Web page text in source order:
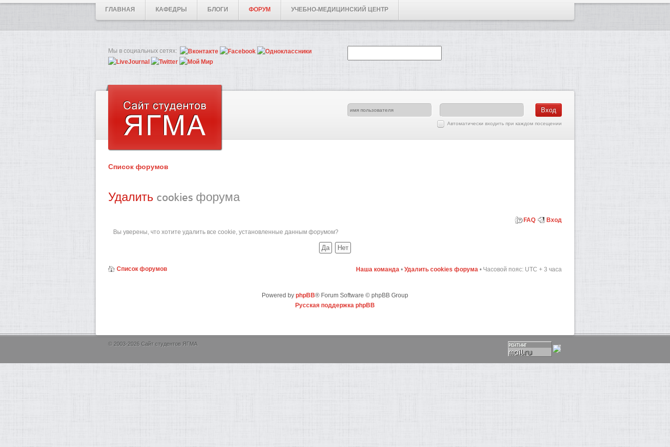
ГЛАВНАЯ КАФЕДРЫ БЛОГИ ФОРУМ УЧЕБНО-МЕДИЦИНСКИЙ ЦЕНТР
Мы в социальных сетях:
Автоматически входить при каждом посещении
Список форумов
Удалить cookies форума
FAQ
Вход
Вы уверены, что хотите удалить все cookie, установленные данным форумом?
Список форумов Наша команда • Удалить cookies форума • Часовой пояс: UTC + 3 часа
Powered by phpBB® Forum Software © phpBB Group
Русская поддержка phpBB
© 2003-2026 Сайт студентов ЯГМА